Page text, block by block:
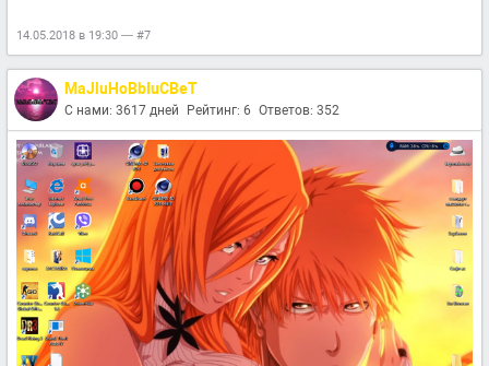
14.05.2018 в 19:30 — #7
MaJluHoBbIuCBeT
С нами: 3617 дней Рейтинг: 6 Ответов: 352